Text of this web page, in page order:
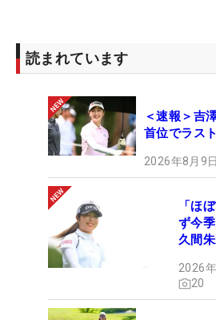
読まれています
＜速報＞吉
首位でラス
2026年8月9
「ほ
ず今
久間
2026
20